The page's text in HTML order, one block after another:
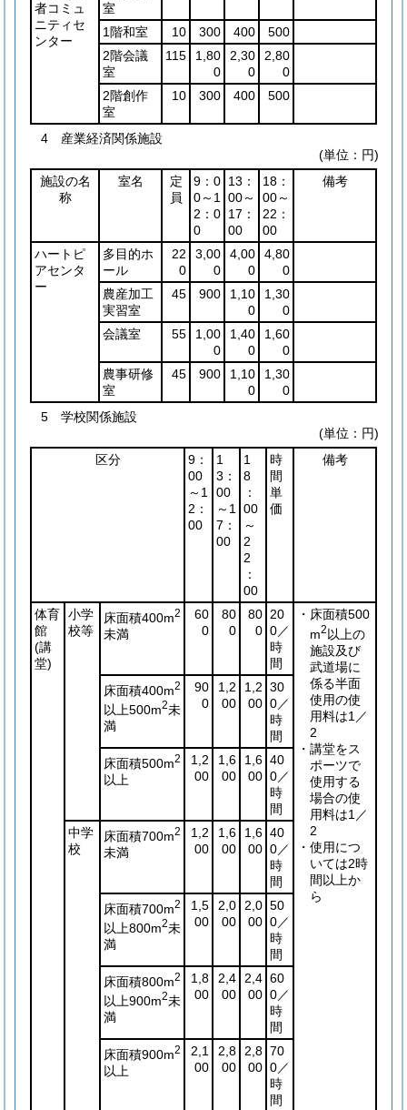
者コミュ
ニティセ
ンター
室
1階和室 10 300 400
500
2階会議
室
115
1,80
0
2,30
0
2,80
0
2階創作
室
10 300 400 500
4 産業経済関係施設
(単位：円)
施設の名
称
室名
定
員
9：0
0～1
2：0
0
13：
00～
17：
00
18：
00～
22：
00
備考
ハートピ
アセンタ
ー
多目的ホ
ール
22
0
3,00
0
4,00
0
4,80
0
農産加工
実習室
45 900
1,10
0
1,30
0
会議室
55
1,00
0
1,40
0
1,60
0
農事研修
室
45 900
1,10
0
1,30
0
5 学校関係施設
(単位：円)
区分
9：
00
～1
2：
00
1
3：
00
～1
7：
00
1
8
：
00
～
2
2
：
00
時
間
単
価
備考
体育
館
(講
堂)
小学
校等
床面積400m2
未満
60
0
80
0
80
0
20
0／
時
間
・床面積500
m2 以上の
施設及び
武道場に
係る半面
使用の使
用料は1／
2
・講堂をス
ポーツで
使用する
場合の使
用料は1／
2
・使用につ
いては2時
間以上か
ら
床面積400m2
以上500m2未
満
90
0
1,2
00
1,2
00
30
0／
時
間
床面積500m2
以上
1,2
00
1,6
00
1,6
00
40
0／
時
間
中学
校
床面積700m2
未満
1,2
00
1,6
00
1,6
00
40
0／
時
間
床面積700m2
以上800m2未
満
1,5
00
2,0
00
2,0
00
50
0／
時
間
床面積800m2
以上900m2未
満
1,8
00
2,4
00
2,4
00
60
0／
時
間
床面積900m2
以上
2,1
00
2,8
00
2,8
00
70
0／
時
間